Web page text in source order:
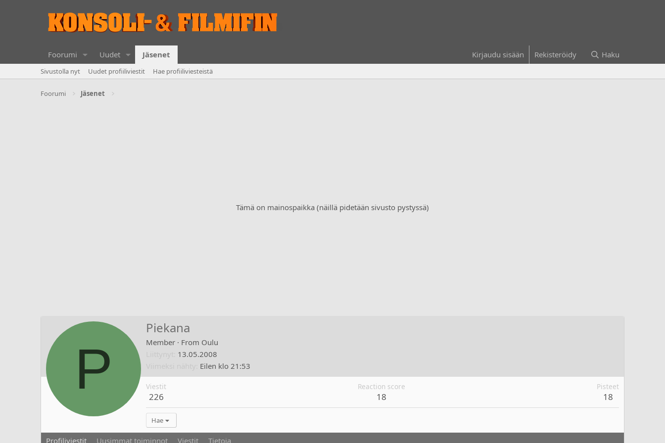
Foorumi Uudet Jäsenet Kirjaudu sisään Rekisteröidy Haku
Sivustolla nyt Uudet profiiliviestit Hae profiiliviesteistä
Foorumi Jäsenet
Tämä on mainospaikka (näillä pidetään sivusto pystyssä)
P
Piekana
Member · From Oulu
13.05.2008
Eilen klo 21:53
Viestit
226
Reaction score
18
Pisteet
18
Hae
Profiliviestit Uusimmat toiminnot Viestit Tietoja